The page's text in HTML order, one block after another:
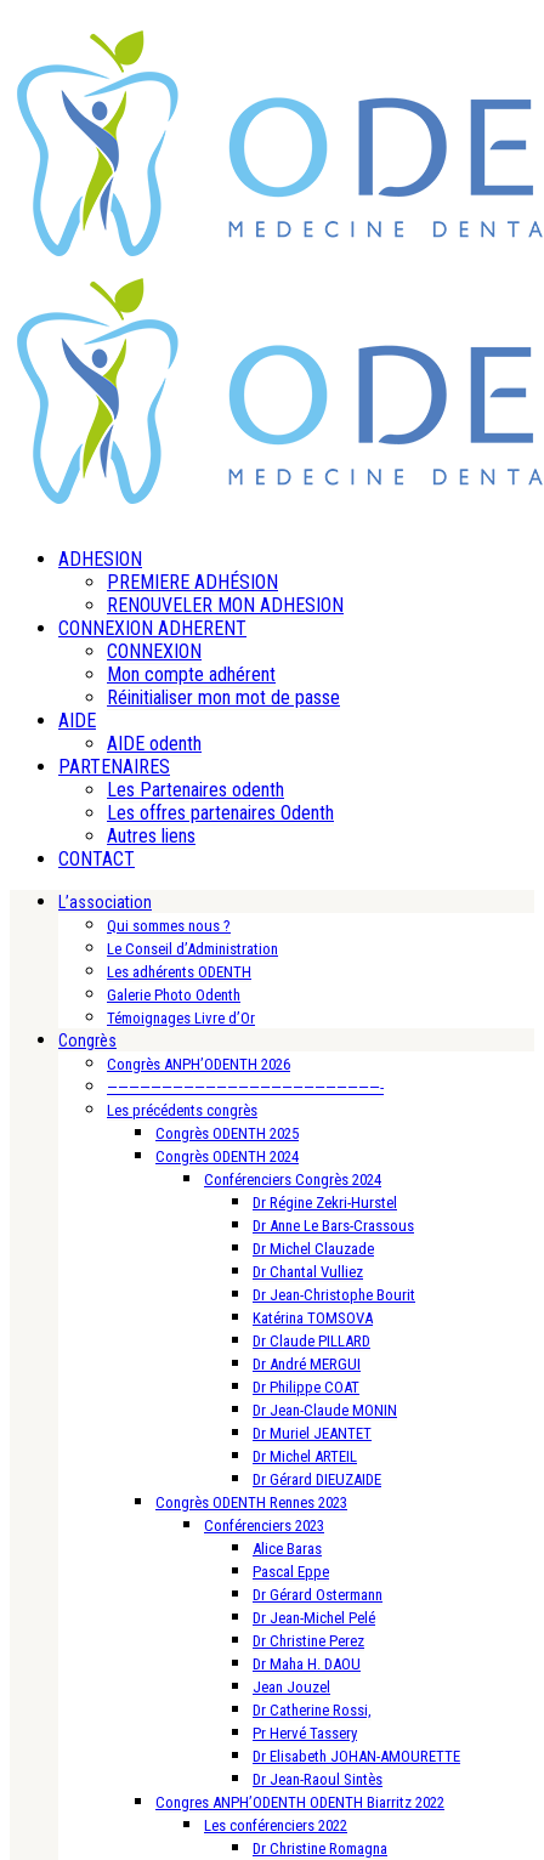
ADHESION
PREMIERE ADHÉSION
RENOUVELER MON ADHESION
CONNEXION ADHERENT
CONNEXION
Mon compte adhérent
Réinitialiser mon mot de passe
AIDE
AIDE odenth
PARTENAIRES
Les Partenaires odenth
Les offres partenaires Odenth
Autres liens
CONTACT
L’association
Qui sommes nous ?
Le Conseil d’Administration
Les adhérents ODENTH
Galerie Photo Odenth
Témoignages Livre d’Or
Congrès
Congrès ANPH’ODENTH 2026
—————————————————————————-
Les précédents congrès
Congrès ODENTH 2025
Congrès ODENTH 2024
Conférenciers Congrès 2024
Dr Régine Zekri-Hurstel
Dr Anne Le Bars-Crassous
Dr Michel Clauzade
Dr Chantal Vulliez
Dr Jean-Christophe Bourit
Katérina TOMSOVA
Dr Claude PILLARD
Dr André MERGUI
Dr Philippe COAT
Dr Jean-Claude MONIN
Dr Muriel JEANTET
Dr Michel ARTEIL
Dr Gérard DIEUZAIDE
Congrès ODENTH Rennes 2023
Conférenciers 2023
Alice Baras
Pascal Eppe
Dr Gérard Ostermann
Dr Jean-Michel Pelé
Dr Christine Perez
Dr Maha H. DAOU
Jean Jouzel
Dr Catherine Rossi,
Pr Hervé Tassery
Dr Elisabeth JOHAN-AMOURETTE
Dr Jean-Raoul Sintès
Congres ANPH’ODENTH ODENTH Biarritz 2022
Les conférenciers 2022
Dr Christine Romagna